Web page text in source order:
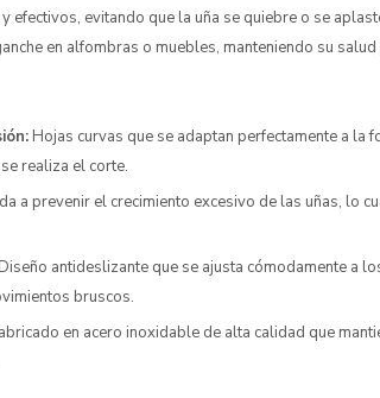
efectivos, evitando que la uña se quiebre o se
en alfombras o muebles, manteniendo su
Hojas curvas que se adaptan perfectamente a la
realiza el corte.
a prevenir el crecimiento excesivo de las uñas, lo
Diseño antideslizante que se ajusta cómodamente a
bruscos.
en acero inoxidable de alta calidad que